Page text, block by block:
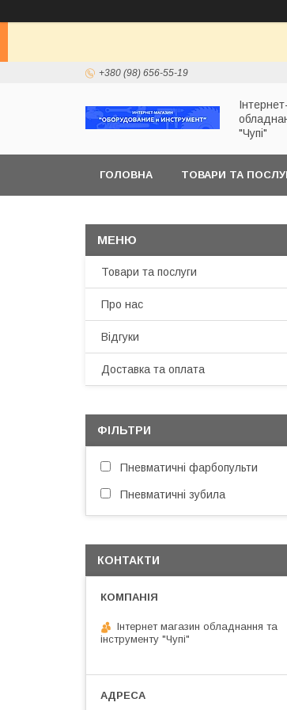
+380 (98) 656-55-19
"Чупі"
ГОЛОВНА ТОВАРИ ТА
Товари та послуги
Про нас
Відгуки
Доставка та оплата
ФІЛЬТРИ
Пневматичні фарбопульти
Пневматичні зубила
КОНТАКТИ
Інтернет магазин обладнання та
інструменту "Чупі"